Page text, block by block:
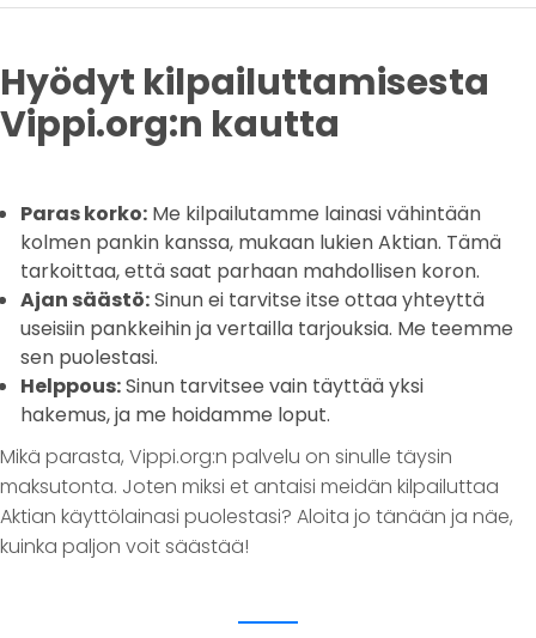
Hyödyt kilpailuttamisesta
Vippi.org:n kautta
Paras korko: Me kilpailutamme lainasi vähintään
kolmen pankin kanssa, mukaan lukien Aktian. Tämä
tarkoittaa, että saat parhaan mahdollisen koron.
Ajan säästö:Sinun ei tarvitse itse ottaa yhteyttä
useisiin pankkeihin ja vertailla tarjouksia. Me teemme
sen puolestasi.
Helppous:Sinun tarvitsee vain täyttää yksi
hakemus, ja me hoidamme loput.
Mikä parasta, Vippi.org:n palvelu on sinulle täysin
maksutonta. Joten miksi et antaisi meidän kilpailuttaa
Aktian käyttölainasi puolestasi? Aloita jo tänään ja näe,
kuinka paljon voit säästää!